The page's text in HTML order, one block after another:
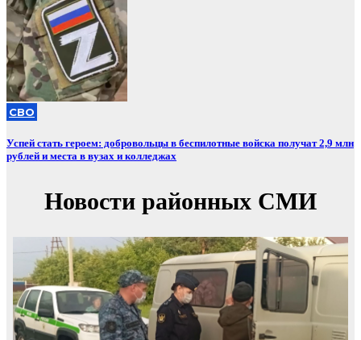
СВО
Успей стать героем: добровольцы в беспилотные войска получат 2,9 млн
рублей и места в вузах и колледжах